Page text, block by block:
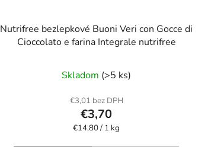
Nutrifree bezlepkové Buoni Veri con Gocce di
Cioccolato e farina Integrale nutrifree
Skladom (>5 ks)
€3,01 bez DPH
€3,70
Jednotková
€14,80 / 1 kg